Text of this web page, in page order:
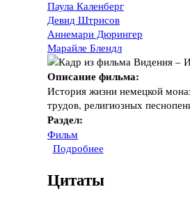
Паула Каленберг
Девид Штрисов
Аннемари Дюрингер
Марайле Блендл
Описание фильма:
История жизни немецкой
трудов, религиозных
Раздел:
Фильм
Подробнее
Цитаты